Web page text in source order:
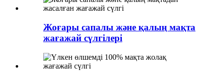
Жоғары сапалы және қалың мақта
жағажай сүлгілері